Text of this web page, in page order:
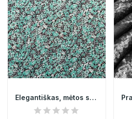
Elegantiškas, mėtos spalvos, gėlėtas šifonas